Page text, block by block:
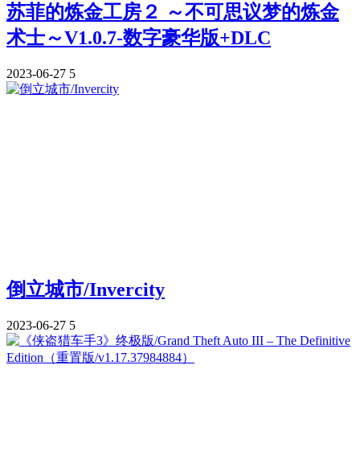
苏菲的炼金工房２ ～不可思议梦的炼金
术士～V1.0.7-数字豪华版+DLC
2023-06-27 5
倒立城市/Invercity
2023-06-27 5